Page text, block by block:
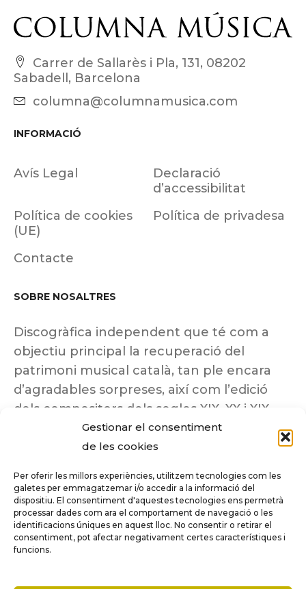
Gestionar el consentiment
de les cookies
Per oferir les millors experiències, utilitzem tecnologies com les
galetes per emmagatzemar i/o accedir a la informació del
dispositiu. El consentiment d'aquestes tecnologies ens permetrà
processar dades com ara el comportament de navegació o les
identificacions úniques en aquest lloc. No consentir o retirar el
consentiment, pot afectar negativament certes característiques i
funcions.
Carrer de Sallarès i Pla, 131, 08202
Sabadell, Barcelona
columna@columnamusica.com
INFORMACIÓ
Avís Legal
Declaració
d’accessibilitat
Política de cookies
(UE)
Política de privadesa
Contacte
SOBRE NOSALTRES
Discogràfica independent que té com a
objectiu principal la recuperació del
patrimoni musical català, tan ple encara
d’agradables sorpreses, així com l’edició
dels compositors dels segles XIX, XX i XIX
insuficientment coneguts.
Tots els drets reservats a ©Columna
Música.